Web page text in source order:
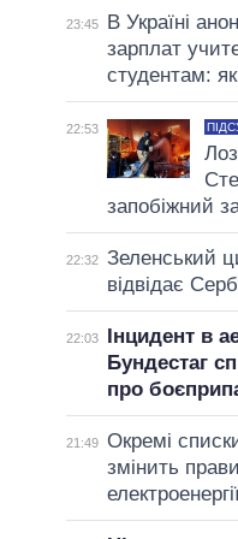
23:45
В Україні
зарплат
студентам:
22:53
запобіжний
22:32 Зеленський
відвідає
22:03
Інцидент в
Бундестаг
про
21:49 Окремі
змінить